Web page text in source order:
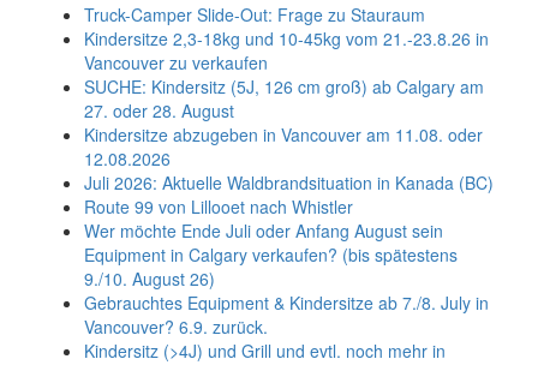
Truck-Camper Slide-Out: Frage zu Stauraum
Kindersitze 2,3-18kg und 10-45kg vom 21.-23.8.26 in
Vancouver zu verkaufen
SUCHE: Kindersitz (5J, 126 cm groß) ab Calgary am
27. oder 28. August
Kindersitze abzugeben in Vancouver am 11.08. oder
12.08.2026
Juli 2026: Aktuelle Waldbrandsituation in Kanada (BC)
Route 99 von Lillooet nach Whistler
Wer möchte Ende Juli oder Anfang August sein
Equipment in Calgary verkaufen? (bis spätestens
9./10. August 26)
Gebrauchtes Equipment & Kindersitze ab 7./8. July in
Vancouver? 6.9. zurück.
Kindersitz (>4J) und Grill und evtl. noch mehr in